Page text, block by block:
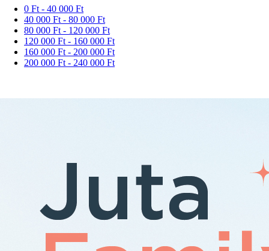
0 Ft - 40 000 Ft
40 000 Ft - 80 000 Ft
80 000 Ft - 120 000 Ft
120 000 Ft - 160 000 Ft
160 000 Ft - 200 000 Ft
200 000 Ft - 240 000 Ft